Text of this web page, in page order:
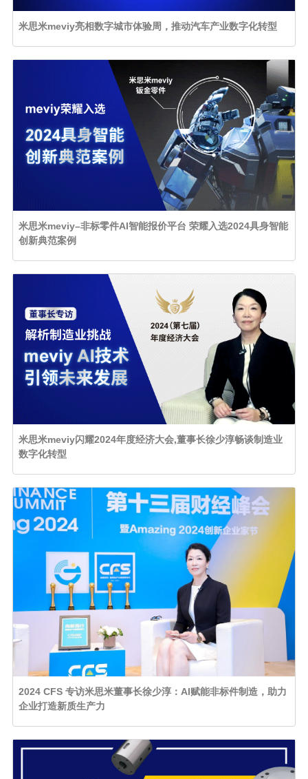
米思米meviy亮相数字城市体验周，推动汽车产业数字化转型
米思米meviy–非标零件AI智能报价平台 荣耀入选2024具身智能
创新典范案例
米思米meviy闪耀2024年度经济大会,董事长徐少淳畅谈制造业
数字化转型
2024 CFS 专访米思米董事长徐少淳：AI赋能非标件制造，助力
企业打造新质生产力